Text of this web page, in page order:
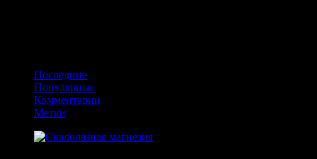
Последние
Популярные
Комментарии
Метки